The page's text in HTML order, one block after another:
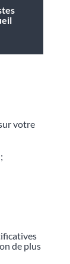
votre
de plus